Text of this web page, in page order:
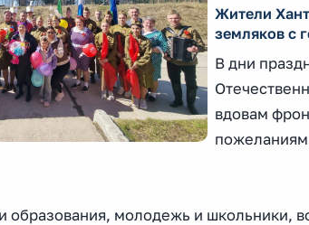
Жители
земляков с
В дни
вдовам
образования, молодежь и школьники,